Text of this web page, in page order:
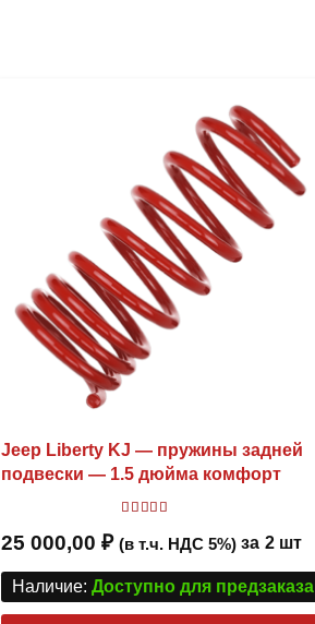
Jeep Liberty KJ — пружины задней
подвески — 1.5 дюйма комфорт
25 000,00 ₽ (в т.ч. НДС 5%) за 2 шт
Наличие: Доступно для предзаказа